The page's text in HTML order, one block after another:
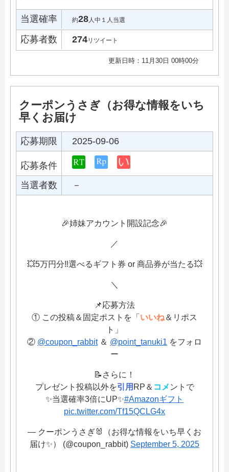
当選確率 約28 人中１人当選
応募者数 274リツイート
更新日時：11月30日 00時00分
クーポンうさぎ（お得な情報をいち
早くお届け
応募期限 2025-09-06
応募条件
当選者数
－
🎉姉妹アカウント開設記念🎉
／
💥5万円分‼️選べるギフト券 or 商品券が当たる💥
＼
📌応募方法
① この投稿＆固定ポストを「 いいね＆リポス
ト」
② @coupon_rabbit＆ @point_tanuki1 をフォロ
ー
📝さらに！
プレゼント投稿以外を引用 RP＆ コメ ントで
✨当選確率3倍にUP✨#Amazonギフト
pic.twitter.com/Tf15QCLG4x
— クーポンうさぎ🐰（お得な情報をいち早くお
届け✨） (@coupon_rabbit) September 5, 2025